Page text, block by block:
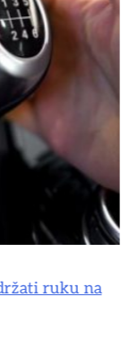
ruku na